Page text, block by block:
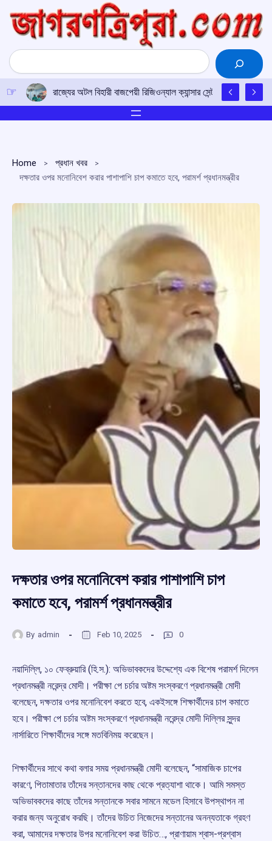
content
Search
রাজ্যের অটল বিহারী বাজপেয়ী রিজিওন্যাল ক্যান্সার সেন্টারে উত্তর-
Home
প্রধান খবর
দক্ষতার ওপর মনোনিবেশ করার পাশাপাশি চাপ কমাতে হবে, পরামর্শ প্রধানমন্ত্রীর
দক্ষতার ওপর মনোনিবেশ করার পাশাপাশি চাপ
কমাতে হবে, পরামর্শ প্রধানমন্ত্রীর
By admin Feb 10, 2025 0
নয়াদিল্লি, ১০ ফেব্রুয়ারি (হি.স.): অভিভাবকদের উদ্দেশ্যে এক বিশেষ পরামর্শ দিলেন
প্রধানমন্ত্রী নরেন্দ্র মোদী। পরীক্ষা পে চর্চার অষ্টম সংস্করণে প্রধানমন্ত্রী মোদী
বলেছেন, দক্ষতার ওপর মনোনিবেশ করতে হবে, একইসঙ্গে শিক্ষার্থীদের চাপ কমাতে
হবে। পরীক্ষা পে চর্চার অষ্টম সংস্করণে প্রধানমন্ত্রী নরেন্দ্র মোদী দিল্লির সুন্দর
নার্সারিতে শিক্ষার্থীদের সঙ্গে মতবিনিময় করেছেন।
শিক্ষার্থীদের সাথে কথা বলার সময় প্রধানমন্ত্রী মোদী বলেছেন, “সামাজিক চাপের
কারণে, পিতামাতার তাঁদের সন্তানদের কাছ থেকে প্রত্যাশা থাকে। আমি সমস্ত
অভিভাবকদের কাছে তাঁদের সন্তানকে সবার সামনে মডেল হিসাবে উপস্থাপন না
করার জন্য অনুরোধ করছি। তাঁদের উচিত নিজেদের সন্তানের অনন্যতাকে গ্রহণ
করা, আমাদের দক্ষতার উপর মনোনিবেশ করা উচিত…, প্রাণায়াম শ্বাস-প্রশ্বাস